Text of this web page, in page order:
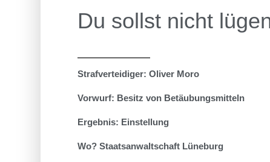
Du sollst nicht
Strafverteidiger: Oliver Moro
Vorwurf: Besitz von Betäubungsmitteln
Ergebnis: Einstellung
Wo? Staatsanwaltschaft Lüneburg